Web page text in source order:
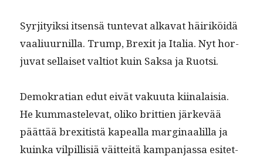
Syr­ji­tyik­si itsen­sä tun­te­vat alka­vat häiriköidä
vaal­i­u­urnil­la. Trump, Brex­it ja Italia. Nyt hor­
ju­vat sel­l­aiset val­tiot kuin Sak­sa ja Ruotsi.
Demokra­t­ian edut eivät vaku­u­ta kiinalaisia.
He kum­mas­tel­e­vat, oliko brit­tien järkevää
päät­tää brexi­tistä kapeal­la mar­gin­aalil­la ja
kuin­ka vilpil­lisiä väit­teitä kam­pan­jas­sa esitet­